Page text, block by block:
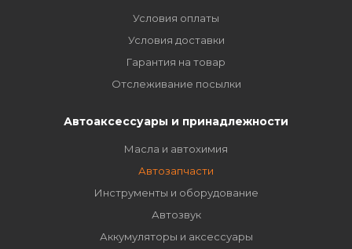
Условия оплаты
Условия доставки
Гарантия на товар
Отслеживание посылки
Автоаксессуары и принадлежности
Масла и автохимия
Автозапчасти
Инструменты и оборудование
Автозвук
Аккумуляторы и аксессуары